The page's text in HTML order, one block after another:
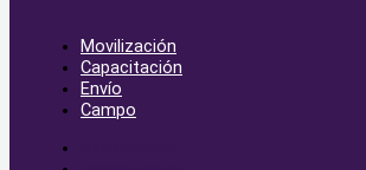
Movilización
Capacitación
Envío
Campo